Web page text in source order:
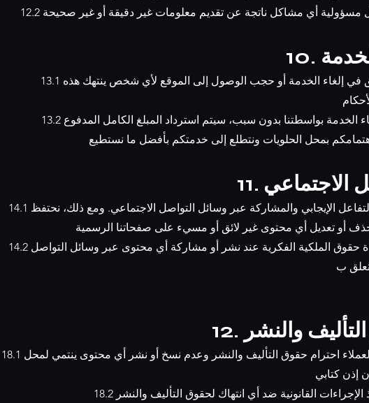
مسؤولية أي مشاكل ناتجة عن تقديم معلومات غير دقيقة أو غير صحيحة
الخدمة
13.1 نحتفظ بالحق في إلغاء الخدمة أو حجب الوصول إلى الموقع لأي شخص ينتهك هذه
الخدمة بواسطتنا بدون سبب، سيتم استرداد المبلغ الكامل المدفوع
بمحل الحلويات ونتطلع إلى خدمتكم بأفضل ما نستطيع
الاجتماعي
14.1 نحن نشجع التفاعل الإيجابي والمشاركة عبر وسائل التواصل الاجتماعي. ومع ذلك، نحتفظ
14.2 يرجى مراعاة حقوق الملكية الفكرية عند نشر أو مشاركة أي محتوى عبر وسائل التواصل
ب
التأليف والنشر
18.1 يتعين على العملاء احترام حقوق التأليف والنشر وعدم نسخ أو نشر أي محتوى ينتمي لمحل
إذن كتابي
الإجراءات القانونية ضد أي انتهاك لحقوق التأليف والنشر